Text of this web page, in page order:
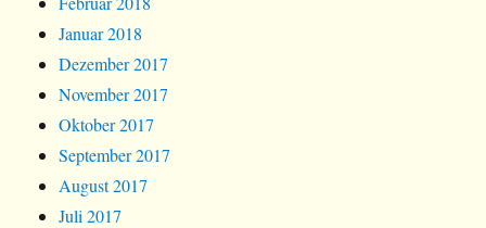
Januar 2018
Dezember 2017
November 2017
Oktober 2017
September 2017
August 2017
Juli 2017